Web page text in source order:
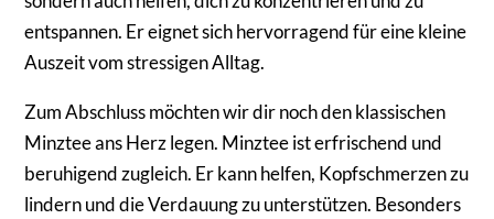
entspannen. Er eignet sich hervorragend für eine kleine
Auszeit vom stressigen Alltag.
Zum Abschluss möchten wir dir noch den klassischen
Minztee ans Herz legen. Minztee ist erfrischend und
beruhigend zugleich. Er kann helfen, Kopfschmerzen zu
lindern und die Verdauung zu unterstützen. Besonders